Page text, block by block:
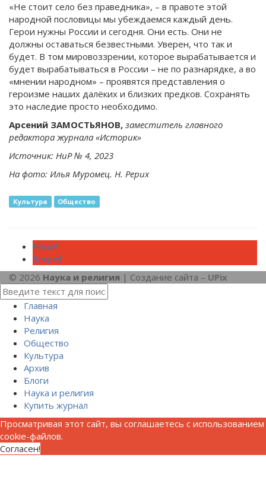
«Не стоит село без праведника», – в правоте этой
народной пословицы мы убеждаемся каждый день.
Герои нужны России и сегодня. Они есть. Они не
должны оставаться безвестными. Уверен, что так и
будет. В том мировоззрении, которое вырабатывается и
будет вырабатываться в России – не по разнарядке, а во
«мнении народном» – проявятся представления о
героизме наших далёких и близких предков. Сохранять
это наследие просто необходимо.
Арсений ЗАМОСТЬЯНОВ, заместитель главного
редактора журнала «Историк»
Источник: НиР № 4, 2023
На фото: Илья Муромец. Н. Рерих
Культура Общество
Назад
Вперед
© 2026 Наука и религия | Создание сайта – UPix
Главная
Наука
Религия
Общество
Культура
Архив
Блоги
Наука и религия
Купить журнал
Просматривая этот сайт, вы соглашаетесь с использованием
cookie-файлов.
Согласен!